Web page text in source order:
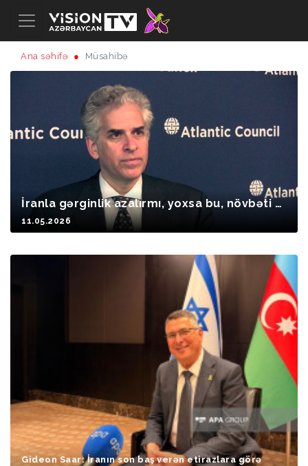
Ana səhifə Müsahibə
İranla gərginlik azalırmı, yoxsa bu, növbəti m
ərhələdən öncə taktiki fasilədir?
11.05.2026
Gideon Saar: İranın son baş verən etirazlara görə